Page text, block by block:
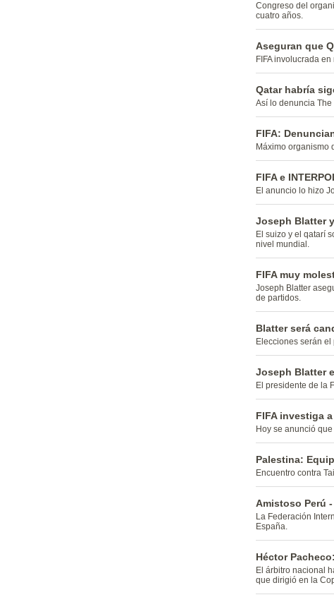
Congreso del
cuatro años.
Aseguran que
FIFA involucrada
Qatar habría
Así lo denuncia The
FIFA:
Máximo organismo
FIFA e
El anuncio lo hizo
Joseph Blatter
El suizo y el qatarí
nivel mundial.
FIFA muy
Joseph Blatter
de partidos.
Blatter será
Elecciones serán
Joseph Blatter
El presidente de la
FIFA investiga
Hoy se anunció
Palestina:
Encuentro contra
Amistoso Perú
La Federación
España.
Héctor
El árbitro nacional
que dirigió en la